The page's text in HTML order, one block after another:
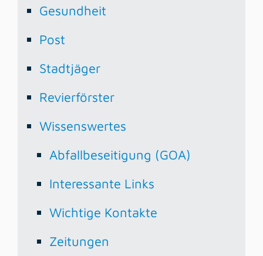
Gesundheit
Post
Stadtjäger
Revierförster
Wissenswertes
Abfallbeseitigung (GOA)
Interessante Links
Wichtige Kontakte
Zeitungen